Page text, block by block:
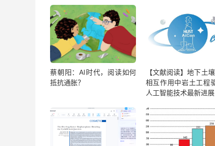
蔡朝阳：AI时代，阅读如何
抵抗通胀？
【文献阅读】地下土
相互作用中岩土工程
人工智能技术最新进展